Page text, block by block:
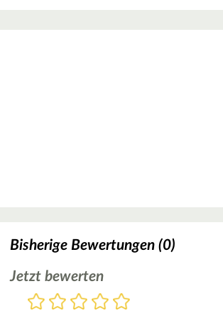
Bisherige Bewertungen (0)
Jetzt bewerten
Bewertung
5
4
3
2
1